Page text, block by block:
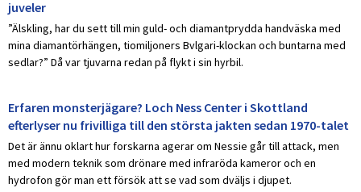
juveler
”Älskling, har du sett till min guld- och diamantprydda handväska med
mina diamantörhängen, tiomiljoners Bvlgari-klockan och buntarna med
sedlar?” Då var tjuvarna redan på flykt i sin hyrbil.
Erfaren monsterjägare? Loch Ness Center i Skottland
efterlyser nu frivilliga till den största jakten sedan 1970-talet
Det är ännu oklart hur forskarna agerar om Nessie går till attack, men
med modern teknik som drönare med infraröda kameror och en
hydrofon gör man ett försök att se vad som dväljs i djupet.